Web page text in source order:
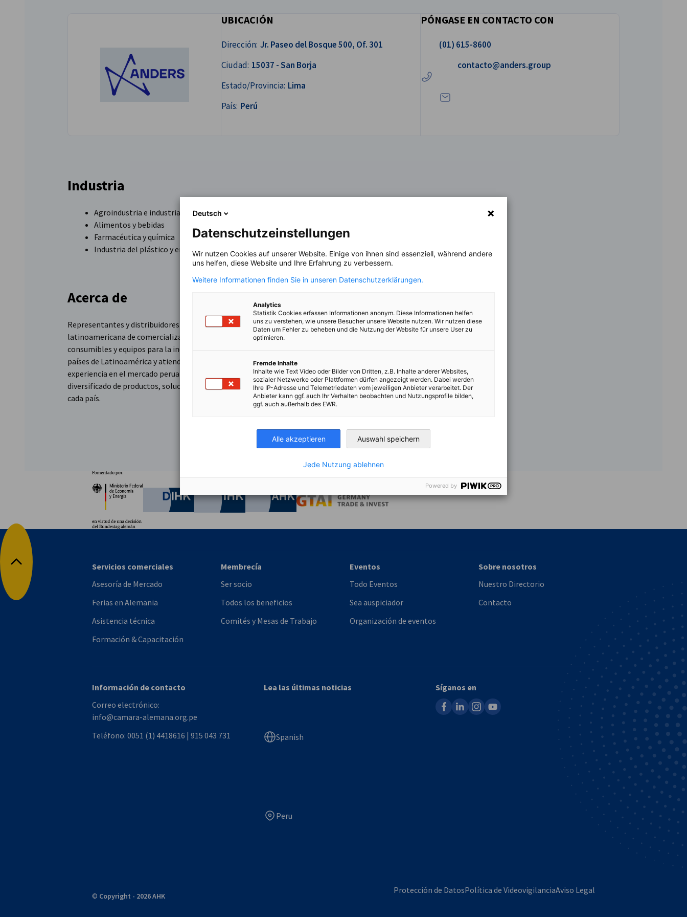
UBICACIÓN
Dirección: Jr. Paseo del Bosque 500, Of. 301
Ciudad: 15037 - San Borja
Estado/Provincia: Lima
País: Perú
PÓNGASE EN CONTACTO CON
Llámenos.
(01) 615-8600
¡Escríbanos un correo!
contacto@anders.group
Industria
Agroindustria e industria alimentaria
Alimentos y bebidas
Farmacéutica y química
Industria del plástico y envases (productos, tecnología e insumos)
Acerca de
Representantes y distribuidores de especialidades químicas para la industria, Anders es una empresa
latinoamericana de comercialización de insumos químicos de especialidad, ingredientes para alimentos,
consumibles y equipos para la industria. Fundada en 1964 y con sede en Perú, actualmente opera en 9
países de Latinoamérica y atiende a 12 mercados, tanto del sector industrial como de Life Science. Su
experiencia en el mercado peruano e internacional le permite ofrecer a sus clientes un portafolio
diversificado de productos, soluciones y servicios, respaldados por soporte técnico local especializado en
cada país.
Ministerio Federal de Economía y Energía
German Chamber of Commerce and Industry
Chamber of Commerce and Industry
AHK.de
Germany Trade & Invest
Volver arriba
Servicios comerciales
Asesoría de Mercado
Ferias en Alemania
Asistencia técnica
Formación & Capacitación
Membrecía
Ser socio
Todos los beneficios
Comités y Mesas de Trabajo
Eventos
Todo Eventos
Sea auspiciador
Organización de eventos
Sobre nosotros
Nuestro Directorio
Contacto
Información de contacto
Correo electrónico:
info@camara-alemana.org.pe
Teléfono: 0051 (1) 4418616 | 915 043 731
Lea las últimas noticias
Spanish
Peru
Síganos en
facebooklinkedininstagram
youtube
Protección de DatosPolítica de VideovigilanciaAviso Legal
© Copyright - 2026 AHK
Deutsch
Datenschutzeinstellungen
Wir nutzen Cookies auf unserer Website. Einige von ihnen sind essenziell, während andere
uns helfen, diese Website und Ihre Erfahrung zu verbessern.
Weitere Informationen finden Sie in unseren Datenschutzerklärungen.
Analytics
Statistik Cookies erfassen Informationen anonym. Diese Informationen helfen
uns zu verstehen, wie unsere Besucher unsere Website nutzen. Wir nutzen diese
Daten um Fehler zu beheben und die Nutzung der Website für unsere User zu
optimieren.
Fremde Inhalte
Inhalte wie Text Video oder Bilder von Dritten, z.B. Inhalte anderer Websites,
sozialer Netzwerke oder Plattformen dürfen angezeigt werden. Dabei werden
Ihre IP-Adresse und Telemetriedaten vom jeweiligen Anbieter verarbeitet. Der
Anbieter kann ggf. auch Ihr Verhalten beobachten und Nutzungsprofile bilden,
ggf. auch außerhalb des EWR.
Alle akzeptieren Auswahl speichern
Jede Nutzung ablehnen
Powered by